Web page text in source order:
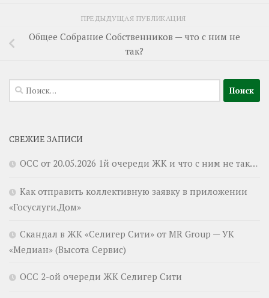
ПРЕДЫДУЩАЯ ПУБЛИКАЦИЯ
Общее Собрание Собственников — что с ним не
так?
Найти:
СВЕЖИЕ ЗАПИСИ
ОСС от 20.05.2026 1й очереди ЖК и что с ним не так…
Как отправить коллективную заявку в приложении
«Госуслуги.Дом»
Скандал в ЖК «Селигер Сити» от MR Group — УК
«Медиан» (Высота Сервис)
ОСС 2-ой очереди ЖК Селигер Сити